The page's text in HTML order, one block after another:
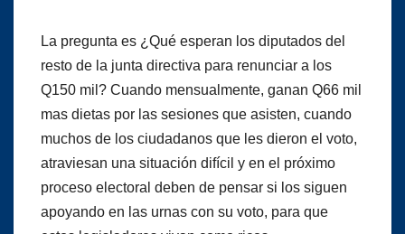
La pregunta es ¿Qué esperan los diputados del
resto de la junta directiva para renunciar a los
Q150 mil? Cuando mensualmente, ganan Q66 mil
mas dietas por las sesiones que asisten, cuando
muchos de los ciudadanos que les dieron el voto,
atraviesan una situación difícil y en el próximo
proceso electoral deben de pensar si los siguen
apoyando en las urnas con su voto, para que